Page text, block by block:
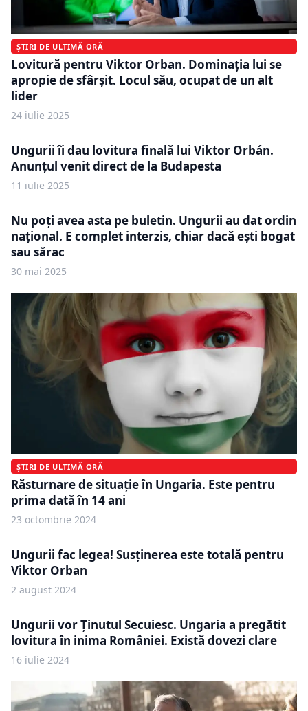
ȘTIRI DE ULTIMĂ ORĂ
Lovitură pentru Viktor Orban. Dominația lui se
apropie de sfârșit. Locul său, ocupat de un alt
lider
24 iulie 2025
Ungurii îi dau lovitura finală lui Viktor Orbán.
Anunțul venit direct de la Budapesta
11 iulie 2025
Nu poți avea asta pe buletin. Ungurii au dat ordin
național. E complet interzis, chiar dacă ești bogat
sau sărac
30 mai 2025
ȘTIRI DE ULTIMĂ ORĂ
Răsturnare de situație în Ungaria. Este pentru
prima dată în 14 ani
23 octombrie 2024
Ungurii fac legea! Susținerea este totală pentru
Viktor Orban
2 august 2024
Ungurii vor Ținutul Secuiesc. Ungaria a pregătit
lovitura în inima României. Există dovezi clare
16 iulie 2024